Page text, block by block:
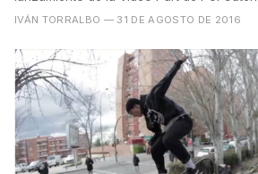
Hace unos...
IVÁN TORRALBO — 31 DE AGOSTO DE 2016